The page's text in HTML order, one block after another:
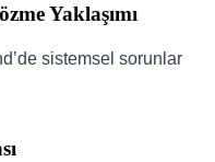
Yaklaşımı
sistemsel sorunlar